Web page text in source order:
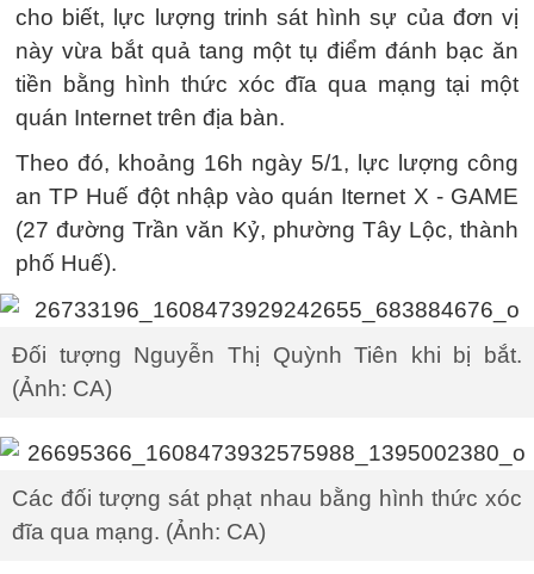
cho biết, lực lượng trinh sát hình sự của đơn vị
này vừa bắt quả tang một tụ điểm đánh bạc ăn
tiền bằng hình thức xóc đĩa qua mạng tại một
quán Internet trên địa bàn.
Theo đó, khoảng 16h ngày 5/1, lực lượng công
an TP Huế đột nhập vào quán Iternet X - GAME
(27 đường Trần văn Kỷ, phường Tây Lộc, thành
phố Huế).
Đối tượng Nguyễn Thị Quỳnh Tiên khi bị bắt.
(Ảnh: CA)
Các đối tượng sát phạt nhau bằng hình thức xóc
đĩa qua mạng. (Ảnh: CA)